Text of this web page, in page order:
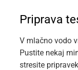
Priprava
V mlačno vodo
Pustite nekaj
stresite